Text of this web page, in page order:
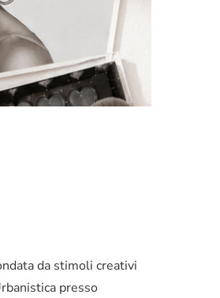
da stimoli creativi
presso